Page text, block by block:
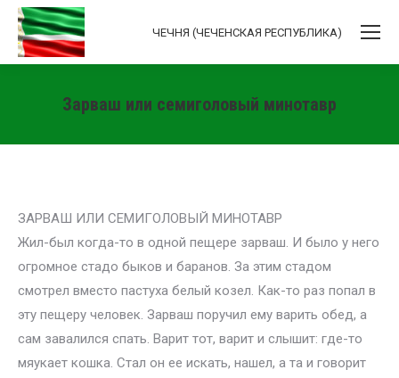
ЧЕЧНЯ (ЧЕЧЕНСКАЯ РЕСПУБЛИКА)
Зарваш или семиголовый минотавр
ЗАРВАШ ИЛИ СЕМИГОЛОВЫЙ МИНОТАВР
Жил-был когда-то в одной пещере зарваш. И было у него
огромное стадо быков и баранов. За этим стадом
смотрел вместо пастуха белый козел. Как-то раз попал в
эту пещеру человек. Зарваш поручил ему варить обед, а
сам завалился спать. Варит тот, варит и слышит: где-то
мяукает кошка. Стал он ее искать, нашел, а та и говорит